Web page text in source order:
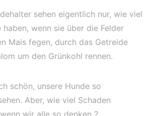
sehen eigentlich nur, wie viel
haben, wenn sie über die Felder
Mais fegen, durch das Getreide
um den Grünkohl rennen.
schön, unsere Hunde so
Aber, wie viel Schaden